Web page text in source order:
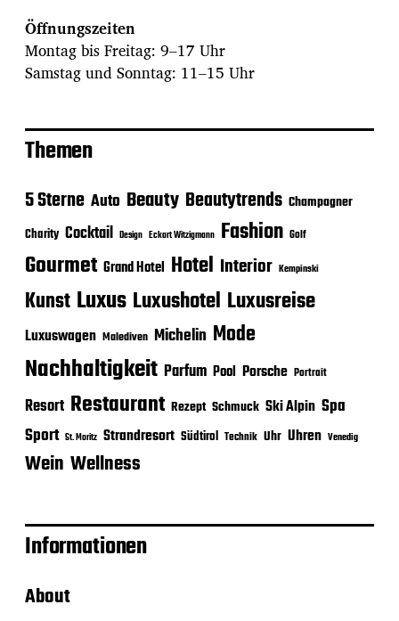
Öffnungszeiten
Montag bis Freitag: 9–17 Uhr
Samstag und Sonntag: 11–15 Uhr
Themen
5 Sterne Auto Beauty Beautytrends Champagner
Charity Cocktail Design Eckart Witzigmann Fashion Golf
Gourmet Grand Hotel Hotel Interior Kempinski
Kunst Luxus Luxushotel Luxusreise
Luxuswagen Malediven Michelin Mode
Nachhaltigkeit Parfum Pool Porsche Portrait
Resort Restaurant Rezept Schmuck Ski Alpin Spa
Sport St. Moritz Strandresort Südtirol Technik Uhr Uhren Venedig
Wein Wellness
Informationen
About